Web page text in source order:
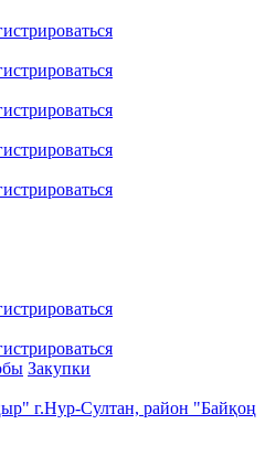
Закупки
г.Нур-Султан, район "Байқоң